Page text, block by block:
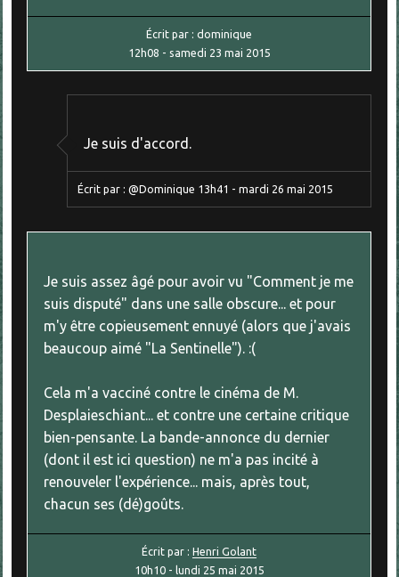
Écrit par :dominique
12h08 - samedi 23 mai 2015
Je suis d'accord.
Écrit par :@Dominique 13h41 -mardi 26 mai 2015
Je suis assez âgé pour avoir vu "Comment je me
suis disputé" dans une salle obscure... et pour
m'y être copieusement ennuyé (alors que j'avais
beaucoup aimé "La Sentinelle"). :(
Cela m'a vacciné contre le cinéma de M.
Desplaieschiant... et contre une certaine critique
bien-pensante. La bande-annonce du dernier
(dont il est ici question) ne m'a pas incité à
renouveler l'expérience... mais, après tout,
chacun ses (dé)goûts.
Écrit par :Henri Golant
10h10- lundi 25 mai 2015